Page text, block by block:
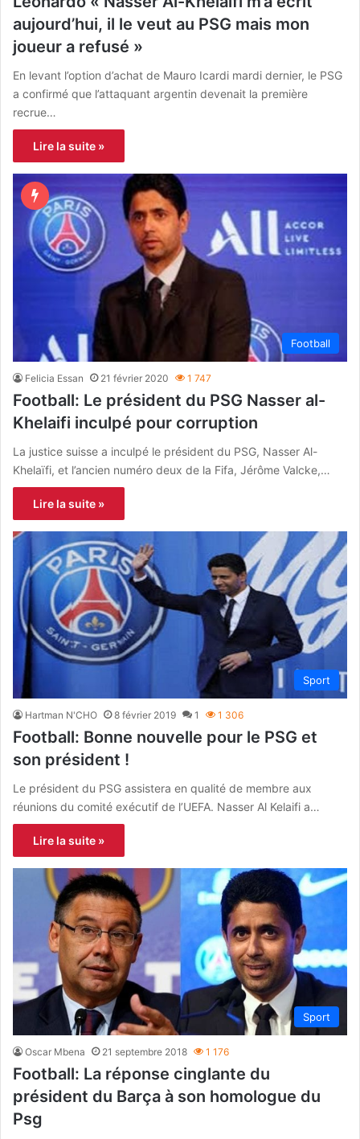
aujourd’hui, il le veut au PSG mais mon
joueur a refusé »
En levant l’option d’achat de Mauro Icardi mardi dernier, le PSG
a confirmé que l’attaquant argentin devenait la première
recrue…
Lire la suite »
Football
Felicia Essan 21 février 2020 1 747
Football: Le président du PSG Nasser al-
Khelaifi inculpé pour corruption
La justice suisse a inculpé le président du PSG, Nasser Al-
Khelaïfi, et l’ancien numéro deux de la Fifa, Jérôme Valcke,…
Lire la suite »
Sport
Hartman N'CHO 8 février 2019 1 1 306
Football: Bonne nouvelle pour le PSG et
son président !
Le président du PSG assistera en qualité de membre aux
réunions du comité exécutif de l’UEFA. Nasser Al Kelaifi a…
Lire la suite »
Sport
Oscar Mbena 21 septembre 2018 1 176
Football: La réponse cinglante du
président du Barça à son homologue du
Psg